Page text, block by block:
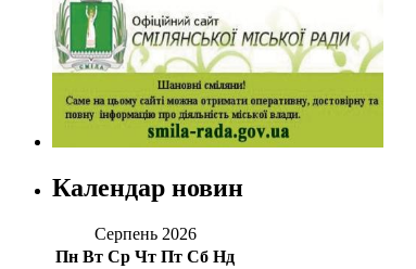
Календар новин
Серпень 2026
Пн Вт Ср Чт Пт Сб Нд